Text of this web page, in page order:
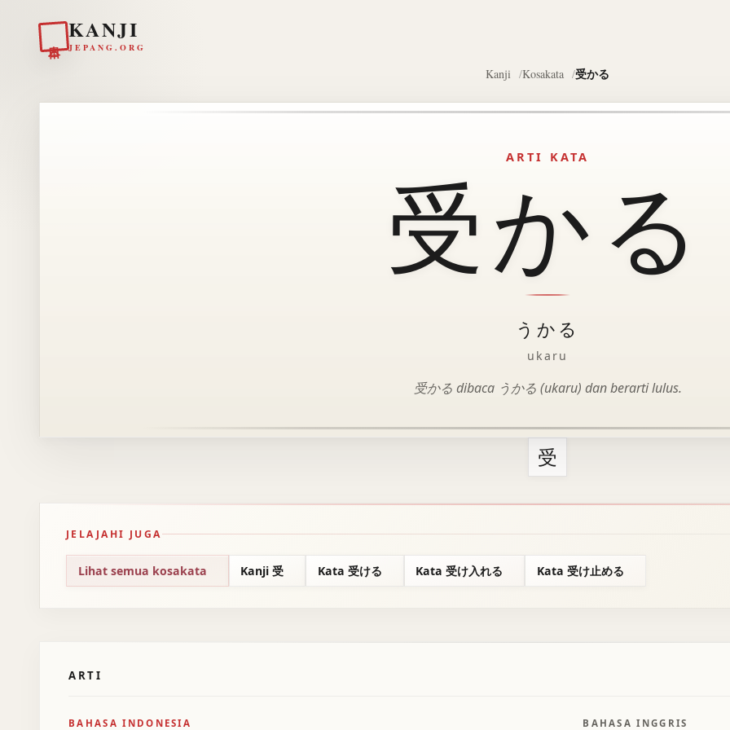
KANJI
JEPANG.ORG
Kanji Kosakata 受かる
ARTI KATA
受かる
うかる
ukaru
受かる dibaca うかる (ukaru) dan berarti lulus.
受
JELAJAHI JUGA
Lihat semua kosakata Kanji 受 Kata 受ける Kata 受け入れる Kata 受け止める
ARTI
BAHASA INDONESIA BAHASA INGGRIS